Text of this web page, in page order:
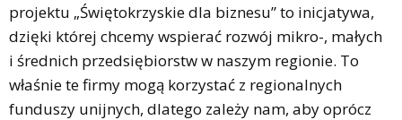
projektu „Świętokrzyskie dla biznesu” to inicjatywa,
dzięki której chcemy wspierać rozwój mikro-, małych
i średnich przedsiębiorstw w naszym regionie. To
właśnie te firmy mogą korzystać z regionalnych
funduszy unijnych, dlatego zależy nam, aby oprócz